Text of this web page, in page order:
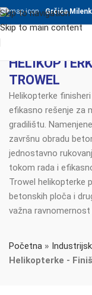
Skip to navigation
Skip to main content
Grčića
TROWEL
Helikopterke
efikasno rešenje za
gradilištu.
završnu obradu
jednostavno
tokom rada i
Trowel helikopterke
betonskih ploča i
važna
Početna »
Helikopterke -